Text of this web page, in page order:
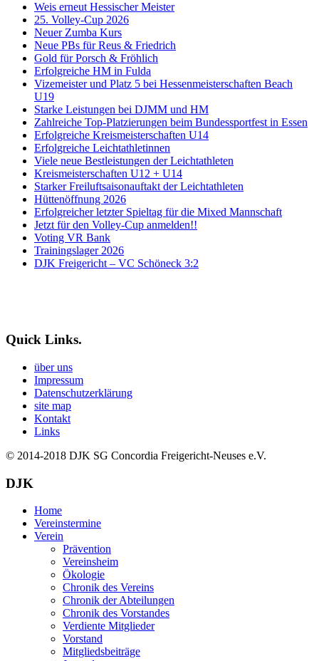
Weis erneut Hessischer Meister
25. Volley-Cup 2026
Neuer Zumba Kurs
Neue PBs für Reus & Friedrich
Gold für Porsch & Fröhlich
Erfolgreiche HM in Fulda
Vizemeister und Platz 5 bei Hessenmeisterschaften Beach
U19
Starke Leistungen bei DJMM und HM
Zahlreiche Top-Platzierungen beim Bundessportfest in Essen
Erfolgreiche Kreismeisterschaften U14
Erfolgreiche Leichtathletinnen
Viele neue Bestleistungen der Leichtathleten
Kreismeisterschaften U12 + U14
Starker Freiluftsaisonauftakt der Leichtathleten
Hüttenöffnung 2026
Erfolgreicher letzter Spieltag für die Mixed Mannschaft
Jetzt für den Volley-Cup anmelden!!
Voting VR Bank
Trainingslager 2026
DJK Freigericht – VC Schöneck 3:2
Quick Links.
über uns
Impressum
Datenschutzerklärung
site map
Kontakt
Links
© 2014-2018 DJK SG Concordia Freigericht-Neuses e.V.
DJK
Home
Vereinstermine
Verein
Prävention
Vereinsheim
Ökologie
Chronik des Vereins
Chronik der Abteilungen
Chronik des Vorstandes
Verdiente Mitglieder
Vorstand
Mitgliedsbeiträge